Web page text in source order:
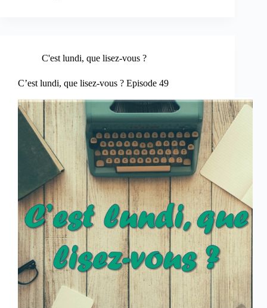
C'est lundi, que lisez-vous ?
C’est lundi, que lisez-vous ? Episode 49